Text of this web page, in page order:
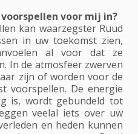
voor mij in?
kan waarzegster Ruud
in uw toekomst zien,
al voor dat ze
In de atmosfeer zwerven
zijn of worden voor de
voorspellen. De energie
is, wordt gebundeld tot
veelal iets over uw
en heden kunnen